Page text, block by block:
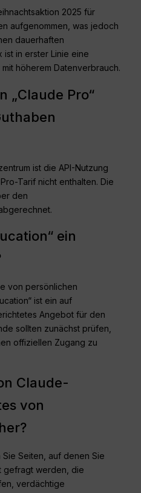
2025 für
aufgenommen, was jedoch
dauerhaften
ist in erster Linie eine
höherem Datenverbrauch.
„Claude Pro“
ist die API-Nutzung
Tarif nicht enthalten. Die
den
ein
von persönlichen
ist ein auf
Angebot für den
sollten zunächst prüfen,
offiziellen Zugang zu
Claude-
von
Seiten, auf denen Sie
gefragt werden, die
verdächtige